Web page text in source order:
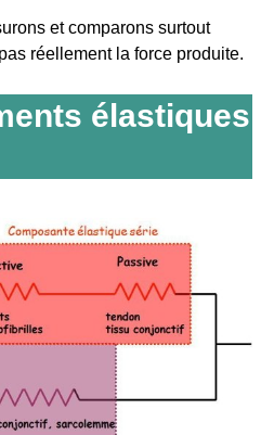
et comparons surtout
réellement la force produite.
élastiques